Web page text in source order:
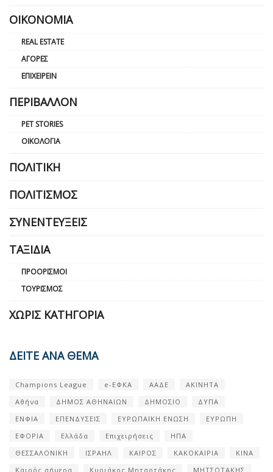
ΟΙΚΟΝΟΜΊΑ
REAL ESTATE
ΑΓΟΡΈΣ
ΕΠΙΧΕΙΡΕΊΝ
ΠΕΡΙΒΆΛΛΟΝ
PET STORIES
ΟΙΚΟΛΟΓΊΑ
ΠΟΛΙΤΙΚΉ
ΠΟΛΙΤΙΣΜΌΣ
ΣΥΝΕΝΤΕΎΞΕΙΣ
ΤΑΞΊΔΙΑ
ΠΡΟΟΡΙΣΜΟΊ
ΤΟΥΡΙΣΜΌΣ
ΧΩΡΊΣ ΚΑΤΗΓΟΡΊΑ
ΔΕΙΤΕ ΑΝΑ ΘΕΜΑ
Champions League e-ΕΦΚΑ ΑΑΔΕ
ΑΚΙΝΗΤΑ
Αθήνα
ΔΗΜΟΣ ΑΘΗΝΑΙΩΝ ΔΗΜΟΣΙΟ
ΔΥΠΑ
ΕΝΦΙΑ
ΕΠΕΝΔΥΣΕΙΣ ΕΥΡΩΠΑΪΚΗ ΕΝΩΣΗ
ΕΥΡΩΠΗ
ΕΦΟΡΙΑ
Ελλάδα Επιχειρήσεις
ΗΠΑ
ΘΕΣΣΑΛΟΝΙΚΗ
ΙΣΡΑΗΛ ΚΑΙΡΟΣ ΚΑΚΟΚΑΙΡΙΑ
ΚΙΝΑ
Καιρός σήμερα
Κυριάκος Μητσοτάκης
ΜΗΤΣΟΤΑΚΗΣ